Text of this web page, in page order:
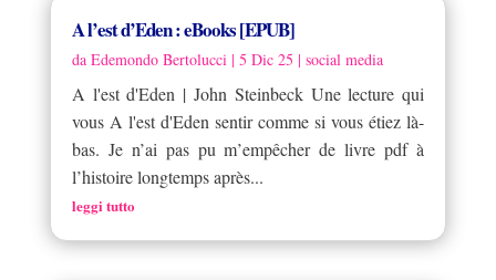
A l’est d’Eden : eBooks [EPUB]
da Edemondo Bertolucci | 5 Dic 25 | social media
A l'est d'Eden | John Steinbeck Une lecture qui
vous A l'est d'Eden sentir comme si vous étiez là-
bas. Je n’ai pas pu m’empêcher de livre pdf à
l’histoire longtemps après...
leggi tutto